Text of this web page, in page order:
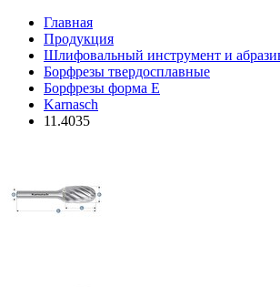
Главная
Продукция
Шлифовальный инструмент и
Борфрезы твердосплавные
Борфрезы форма E
Karnasch
11.4035